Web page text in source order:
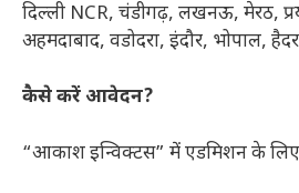
दिल्ली NCR, चंडीगढ़, लखनऊ, मेरठ,
अहमदाबाद, वडोदरा, इंदौर, भोपाल,
कैसे करें आवेदन?
“आकाश इन्विक्टस” में एडमिशन के लिए